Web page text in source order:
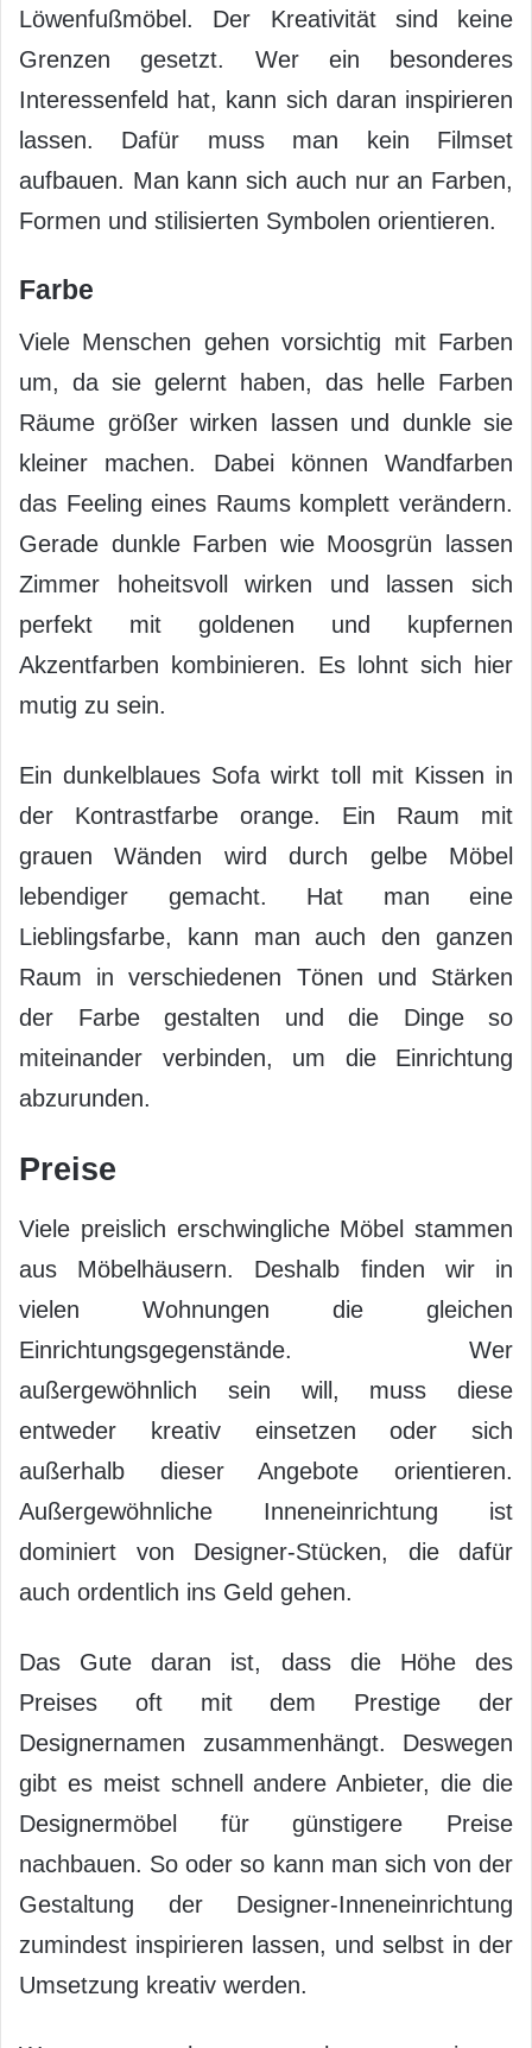
Löwenfußmöbel. Der Kreativität sind keine
Grenzen gesetzt. Wer ein besonderes
Interessenfeld hat, kann sich daran inspirieren
lassen. Dafür muss man kein Filmset
aufbauen. Man kann sich auch nur an Farben,
Formen und stilisierten Symbolen orientieren.
Farbe
Viele Menschen gehen vorsichtig mit Farben
um, da sie gelernt haben, das helle Farben
Räume größer wirken lassen und dunkle sie
kleiner machen. Dabei können Wandfarben
das Feeling eines Raums komplett verändern.
Gerade dunkle Farben wie Moosgrün lassen
Zimmer hoheitsvoll wirken und lassen sich
perfekt mit goldenen und kupfernen
Akzentfarben kombinieren. Es lohnt sich hier
mutig zu sein.
Ein dunkelblaues Sofa wirkt toll mit Kissen in
der Kontrastfarbe orange. Ein Raum mit
grauen Wänden wird durch gelbe Möbel
lebendiger gemacht. Hat man eine
Lieblingsfarbe, kann man auch den ganzen
Raum in verschiedenen Tönen und Stärken
der Farbe gestalten und die Dinge so
miteinander verbinden, um die Einrichtung
abzurunden.
Preise
Viele preislich erschwingliche Möbel stammen
aus Möbelhäusern. Deshalb finden wir in
vielen Wohnungen die gleichen
Einrichtungsgegenstände. Wer
außergewöhnlich sein will, muss diese
entweder kreativ einsetzen oder sich
außerhalb dieser Angebote orientieren.
Außergewöhnliche Inneneinrichtung ist
dominiert von Designer-Stücken, die dafür
auch ordentlich ins Geld gehen.
Das Gute daran ist, dass die Höhe des
Preises oft mit dem Prestige der
Designernamen zusammenhängt. Deswegen
gibt es meist schnell andere Anbieter, die die
Designermöbel für günstigere Preise
nachbauen. So oder so kann man sich von der
Gestaltung der Designer-Inneneinrichtung
zumindest inspirieren lassen, und selbst in der
Umsetzung kreativ werden.